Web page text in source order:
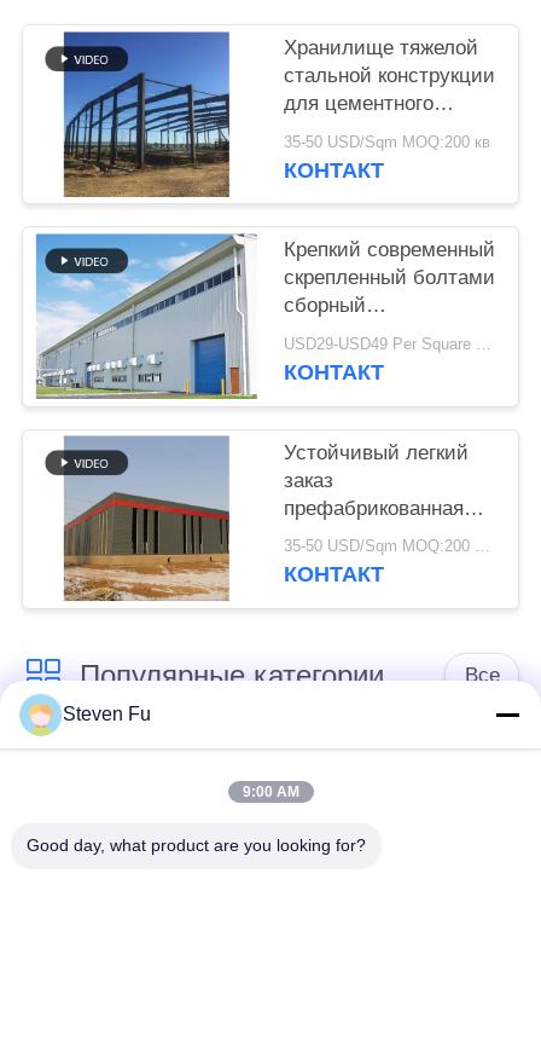
BLOG
SITEMAP
PRIVACY
POLICY
Хранилище тяжелой
стальной конструкции
для цементного
завода
35-50 USD/Sqm MOQ:200 кв
КОНТАКТ
Крепкий современный
скрепленный болтами
сборный
промышленный склад
стальной конструкции
USD29-USD49 Per Square Meter MOQ:200 квадратных метров
КОНТАКТ
Устойчивый легкий
заказ
префабрикованная
оцинкованная
стальная конструкция
35-50 USD/Sqm MOQ:200 квадратных метров
КОНТАКТ
Популярные категории Все
стальная структура
Мастерская
стальной структуры
конструкция
Изготовление
Steven Fu
9:00 AM
Good day, what product are you looking for?